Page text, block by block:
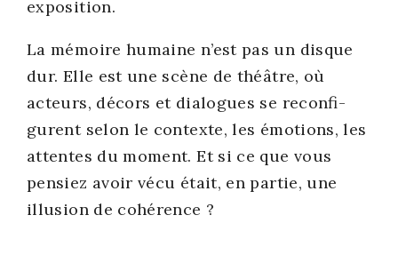
expo­si­tion.
La mémoire humaine n’est pas un disque
dur. Elle est une scène de théâtre, où
acteurs, décors et dia­logues se recon­fi­
gurent selon le contexte, les émo­tions, les
attentes du moment. Et si ce que vous
pen­siez avoir vécu était, en par­tie, une
illu­sion de cohé­rence ?